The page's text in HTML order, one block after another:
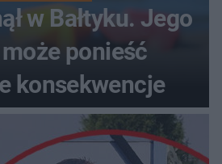
w Bałtyku. Jego
ponieść
konsekwencje